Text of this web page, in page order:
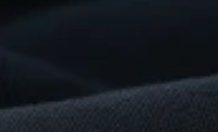
Quelque
Remarquable?
Commencez dès